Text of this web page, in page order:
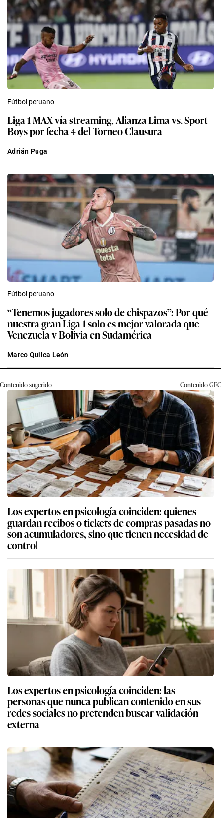
Fútbol peruano
Liga 1 MAX vía streaming, Alianza Lima vs. Sport
Boys por fecha 4 del Torneo Clausura
Adrián Puga
Fútbol peruano
“Tenemos jugadores solo de chispazos”: Por qué
nuestra gran Liga 1 solo es mejor valorada que
Venezuela y Bolivia en Sudamérica
Marco Quilca León
Contenido sugerido ContenidoGEC
Los expertos en psicología coinciden: quienes
guardan recibos o tickets de compras pasadas no
son acumuladores, sino que tienen necesidad de
control
Los expertos en psicología coinciden: las
personas que nunca publican contenido en sus
redes sociales no pretenden buscar validación
externa